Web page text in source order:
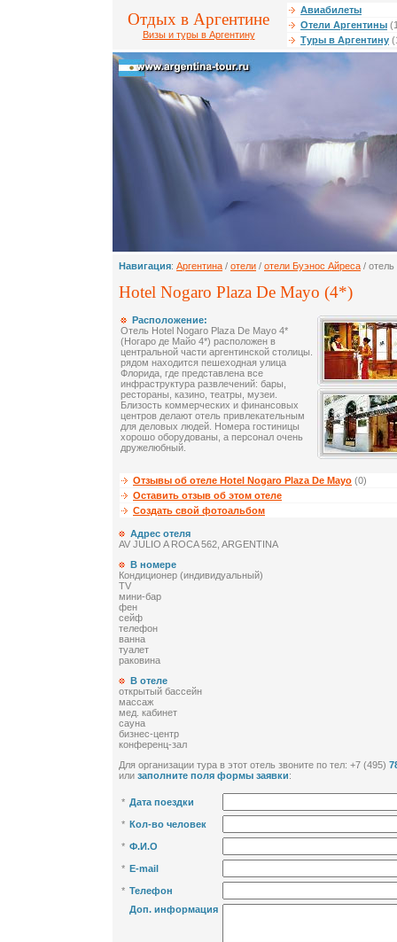
Отдых в Аргентине
Визы и туры в Аргентину
Авиабилеты
Отели Аргентины
Туры в Аргентину
Навигация: Аргентина / отели / отели Буэнос Айреса /
Hotel Nogaro Plaza De Mayo (4*)
Расположение:
Отель Hotel Nogaro Plaza De Mayo 4*
(Ногаро де Майо 4*) расположен в
центральной части аргентинской столицы.
рядом находится пешеходная улица
Флорида, где представлена все
инфраструктура развлечений: бары,
рестораны, казино, театры, музеи.
Близость коммерческих и финансовых
центров делают отель привлекательным
для деловых людей. Номера гостиницы
хорошо оборудованы, а персонал очень
дружелюбный.
Отзывы об отеле Hotel Nogaro Plaza De Mayo (0)
Оставить отзыв об этом отеле
Создать свой фотоальбом
Адрес отеля
AV JULIO A ROCA 562, ARGENTINA
В номере
Кондиционер (индивидуальный)
TV
мини-бар
фен
сейф
телефон
ванна
туалет
раковина
В отеле
открытый бассейн
массаж
мед. кабинет
сауна
бизнес-центр
конференц-зал
Для организации тура в этот отель звоните по тел: +7 (495)
или заполните поля формы заявки:
* Дата поездки
* Кол-во человек
* Ф.И.О
* E-mail
* Телефон
Доп. информация